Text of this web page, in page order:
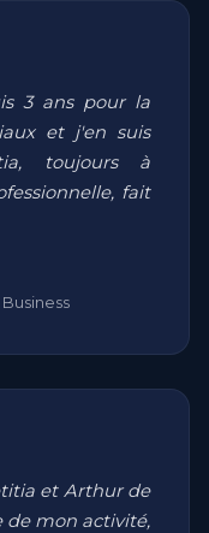
3 ans pour la
et j'en suis
toujours à
fait
et Arthur de
de mon activité,